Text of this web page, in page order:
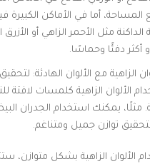
المساحة، أما في الأماكن
الداكنة مثل الأحمر الزاهي أو
أكثر دفئًا وحماسًا.
الزاهية مع الألوان الهادئة:
الألوان الزاهية كلمسات لافتة
مثلًا، يمكنك استخدام الجدران
لتحقيق توازن جميل ومتناغم.
الألوان الزاهية بشكل متوازن،